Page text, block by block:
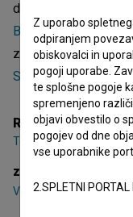
dokumentarno-igrani
Bor Balderman,
zgodovinski.
Studio Legen.
Režija
Tomaž Letnar
zasedba
Vladimir Vlaškalić,Bor
Z uporabo
odpiranjem
obiskovalci in
pogoji uporabe.
te splošne pogoje
spremenjeno
objavi obvestilo o
pogojev od dne
vse uporabnike
2.SPLETNI PORTAL